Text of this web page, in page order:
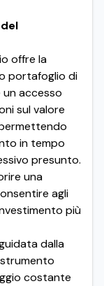
offre la
portafoglio di
accesso
sul valore
in tempo
presunto.
una
agli
più
dalla
costante